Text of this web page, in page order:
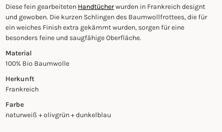
Diese fein gearbeiteten Handtücherwurden in Frankreich designt
und gewoben. Die kurzen Schlingen des Baumwollfrottees, die für
ein weiches Finish extra gekämmt wurden, sorgen für eine
besonders feine und saugfähige Oberfläche.
Material
100% Bio Baumwolle
Herkunft
Frankreich
Farbe
naturweiß + olivgrün + dunkelblau